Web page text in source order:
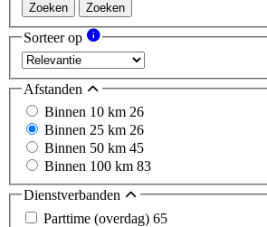
Zoeken Zoeken
Sorteer op
Afstanden
Binnen 10 km 26
Binnen 25 km 26
Binnen 50 km 45
Binnen 100 km 83
Dienstverbanden
Parttime (overdag) 65